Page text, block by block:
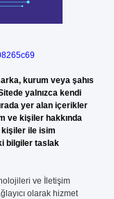
kurum veya şahıs
yalnızca kendi
yer alan içerikler
ve kişiler hakkında
kişiler ile isim
bilgiler taslak
ve İletişim
olarak hizmet